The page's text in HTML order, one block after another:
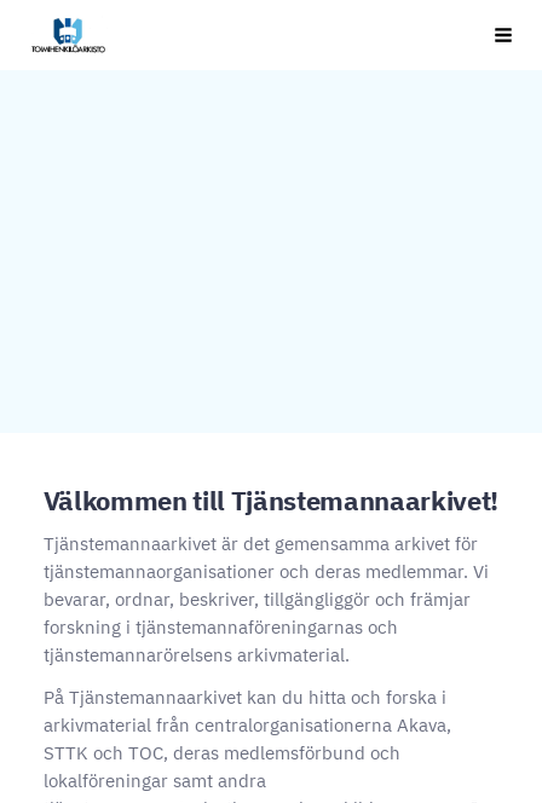
Siirry
sivun
Toimihenkilöarkisto
Välkommen till Tjänstemannaarkivet!
Tjänstemannaarkivet är det gemensamma arkivet för
tjänstemannaorganisationer och deras medlemmar. Vi
bevarar, ordnar, beskriver, tillgängliggör och främjar
forskning i tjänstemannaföreningarnas och
tjänstemannarörelsens arkivmaterial.
På Tjänstemannaarkivet kan du hitta och forska i
arkivmaterial från centralorganisationerna Akava,
STTK och TOC, deras medlemsförbund och
lokalföreningar samt andra